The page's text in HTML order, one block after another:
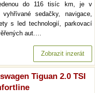
do 116 tisíc km, je v
sedačky, navigace,
s led technologií, parkovací
aut.…
Zobrazit inzerát
Tiguan 2.0 TSI